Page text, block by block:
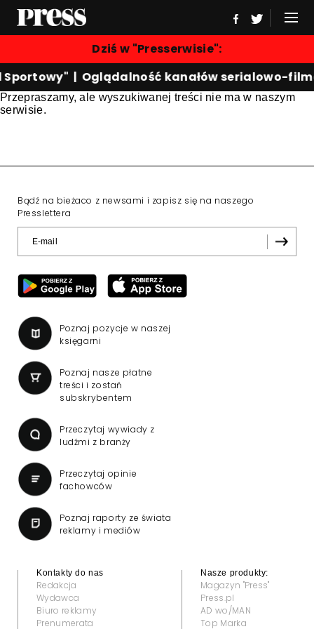
Dziś w "Presserwisie":
Sportowy" |Oglądalność kanałów serialowo-
Przepraszamy, ale wyszukiwanej treści nie ma w naszym
serwisie.
Bądź na bieżaco z newsami i zapisz się na naszego
Presslettera
Poznaj pozycje w naszej
księgarni
Poznaj nasze płatne
treści i zostań
subskrybentem
Przeczytaj wywiady z
ludźmi z branży
Przeczytaj opinie
fachowców
Poznaj raporty ze świata
reklamy i mediów
Kontakty do nas
Redakcja
Wydawca
Biuro reklamy
Prenumerata
Nasze produkty:
Magazyn "Press"
Press.pl
AD wo/MAN
Top Marka